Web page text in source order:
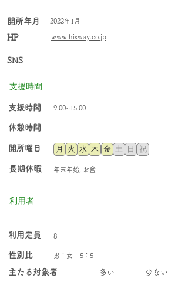
​開所年月 2022年1月
HP www.hisway.co.jp
SNS
支援時間
​支援時間 9:00~15:00
休憩時間
​開所曜日 月 火 水 木 金 土 日 祝
長期休暇 年末年始, お盆
利用者
​利用定員
性別比
8
男：女 = 5：5
​主たる対象者 ​多い 少ない